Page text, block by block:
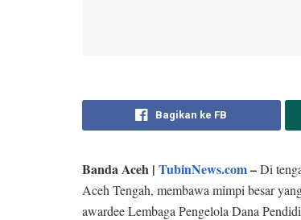
Bagikan ke FB
Banda Aceh | TubinNews.com–Di
Aceh Tengah, membawa mimpi besar
awardee Lembaga Pengelola Dana